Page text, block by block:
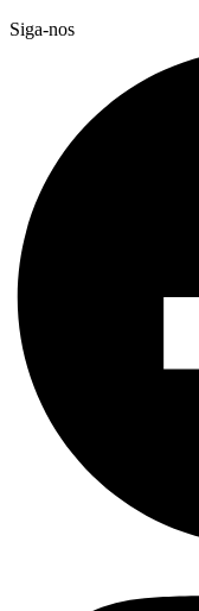
Siga-nos